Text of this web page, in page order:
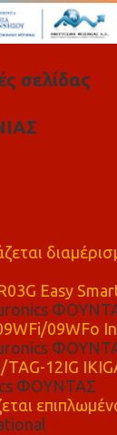
σελίδας
Easy
09WFo
12IG
ΦΟΥΝΤΑΣ